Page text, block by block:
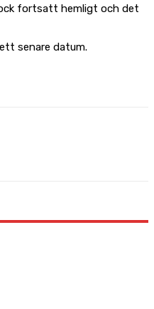
fortsatt hemligt och det
senare datum.